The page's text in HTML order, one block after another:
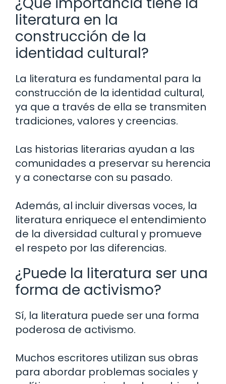
literatura en la
construcción de la
identidad cultural?
La literatura es fundamental para la
construcción de la identidad cultural,
ya que a través de ella se transmiten
tradiciones, valores y creencias.
Las historias literarias ayudan a las
comunidades a preservar su herencia
y a conectarse con su pasado.
Además, al incluir diversas voces, la
literatura enriquece el entendimiento
de la diversidad cultural y promueve
el respeto por las diferencias.
¿Puede la literatura ser una
forma de activismo?
Sí, la literatura puede ser una forma
poderosa de activismo.
Muchos escritores utilizan sus obras
para abordar problemas sociales y